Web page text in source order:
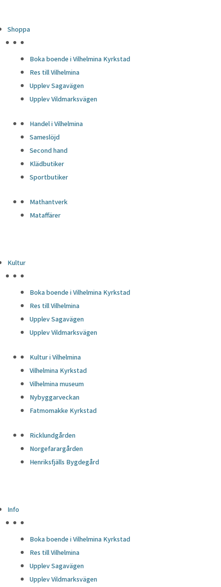
Shoppa
Boka boende i Vilhelmina Kyrkstad
Res till Vilhelmina
Upplev Sagavägen
Upplev Vildmarksvägen
Handel i Vilhelmina
Sameslöjd
Second hand
Klädbutiker
Sportbutiker
Mathantverk
Mataffärer
Kultur
Boka boende i Vilhelmina Kyrkstad
Res till Vilhelmina
Upplev Sagavägen
Upplev Vildmarksvägen
Kultur i Vilhelmina
Vilhelmina Kyrkstad
Vilhelmina museum
Nybyggarveckan
Fatmomakke Kyrkstad
Ricklundgården
Norgefarargården
Henriksfjälls Bygdegård
Info
Boka boende i Vilhelmina Kyrkstad
Res till Vilhelmina
Upplev Sagavägen
Upplev Vildmarksvägen